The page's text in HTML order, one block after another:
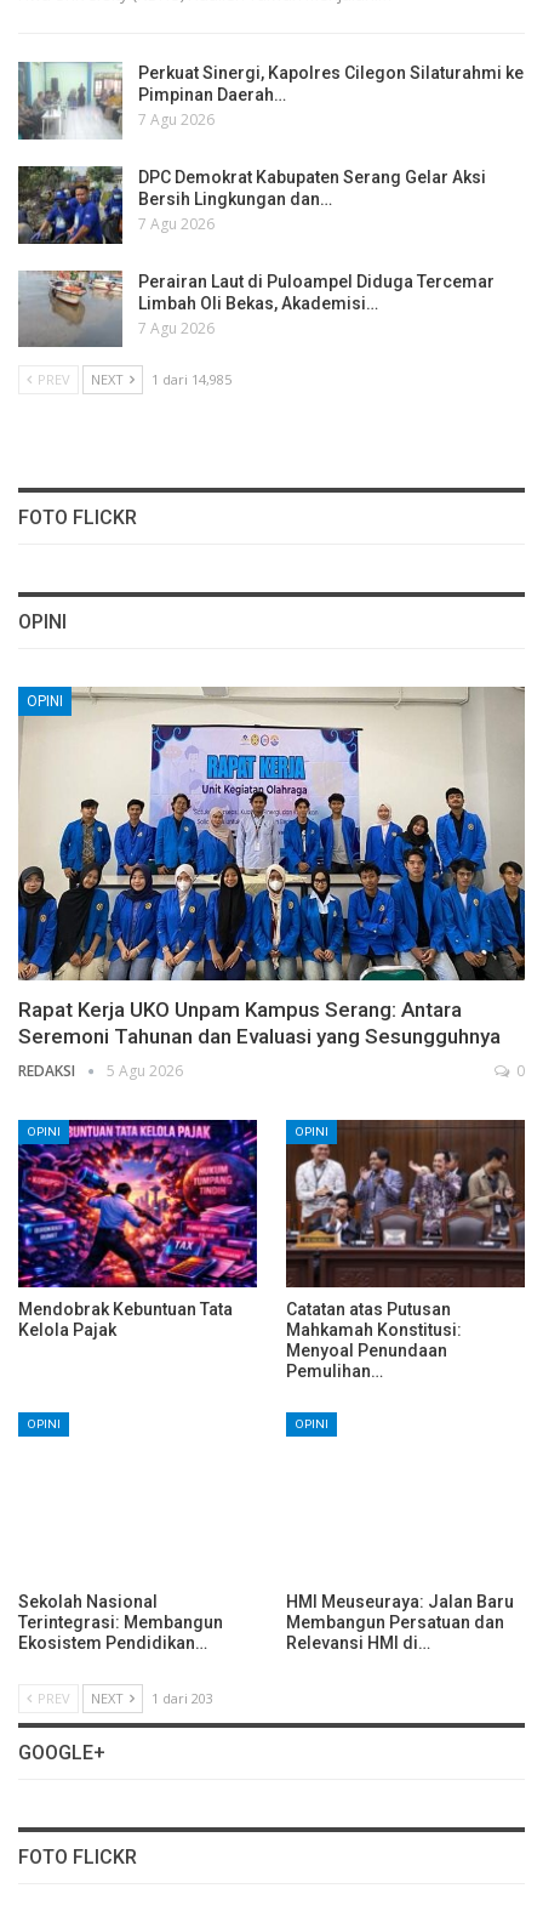
Perkuat Sinergi, Kapolres Cilegon Silaturahmi ke
Pimpinan Daerah…
7 Agu 2026
DPC Demokrat Kabupaten Serang Gelar Aksi
Bersih Lingkungan dan…
7 Agu 2026
Perairan Laut di Puloampel Diduga Tercemar
Limbah Oli Bekas, Akademisi…
7 Agu 2026
PREV NEXT 1 dari 14,985
FOTO FLICKR
OPINI
OPINI
Rapat Kerja UKO Unpam Kampus Serang: Antara
Seremoni Tahunan dan Evaluasi yang Sesungguhnya
REDAKSI 5 Agu 2026 0
OPINI
Mendobrak Kebuntuan Tata
Kelola Pajak
OPINI
Catatan atas Putusan
Mahkamah Konstitusi:
Menyoal Penundaan
Pemulihan…
OPINI
Sekolah Nasional
Terintegrasi: Membangun
Ekosistem Pendidikan…
OPINI
HMI Meuseuraya: Jalan Baru
Membangun Persatuan dan
Relevansi HMI di…
PREV NEXT 1 dari 203
GOOGLE+
FOTO FLICKR